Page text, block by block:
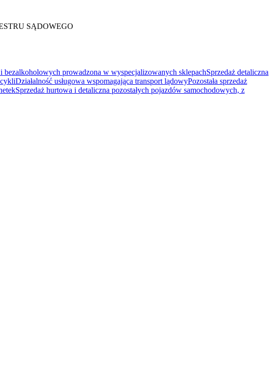
SĄDOWEGO
bezalkoholowych prowadzona w wyspecjalizowanych sklepachSprzedaż detaliczna
Działalność usługowa wspomagająca transport lądowyPozostała sprzedaż
Sprzedaż hurtowa i detaliczna pozostałych pojazdów samochodowych, z